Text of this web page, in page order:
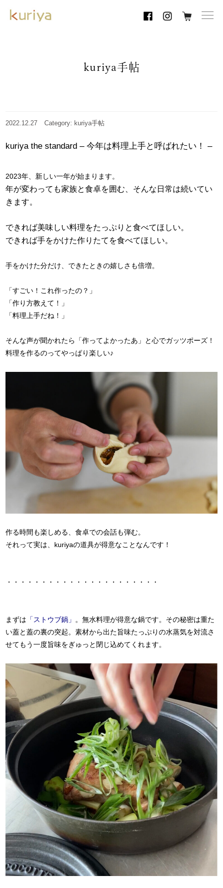
kuriya手帖
2022.12.27 Category: kuriya手帖
kuriya the standard – 今年は料理上手と呼ばれたい！ –
2023年、新しい一年が始まります。
年が変わっても家族と食卓を囲む、そんな日常は続いてい
きます。
できれば美味しい料理をたっぷりと食べてほしい。
できれば手をかけた作りたてを食べてほしい。
手をかけた分だけ、できたときの嬉しさも倍増。
「すごい！これ作ったの？」
「作り方教えて！」
「料理上手だね！」
そんな声が聞かれたら「作ってよかったあ」と心でガッツポーズ！
料理を作るのってやっぱり楽しい♪
作る時間も楽しめる、食卓での会話も弾む。
それって実は、kuriyaの道具が得意なことなんです！
・・・・・・・・・・・・・・・・・・・・・・
まずは 「ストウブ鍋」 。無水料理が得意な鍋です。その秘密は重た
い蓋と蓋の裏の突起。素材から出た旨味たっぷりの水蒸気を対流さ
せてもう一度旨味をぎゅっと閉じ込めてくれます。